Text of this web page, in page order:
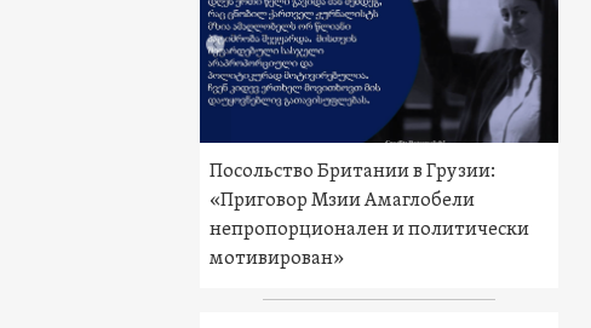
Посольство Британии в Грузии:
«Приговор Мзии Амаглобели
непропорционален и политически
мотивирован»